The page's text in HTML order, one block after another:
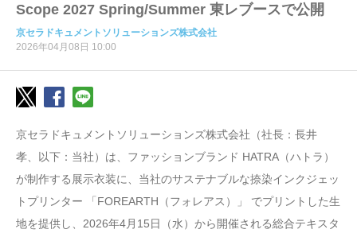
Scope 2027 Spring/Summer 東レブースで公開
京セラドキュメントソリューションズ株式会社
2026年04月08日 10:00
京セラドキュメントソリューションズ株式会社（社長：長井
孝、以下：当社）は、ファッションブランド HATRA（ハトラ）
が制作する展示衣装に、当社のサステナブルな捺染インクジェッ
トプリンター 「FOREARTH（フォレアス）」 でプリントした生
地を提供し、2026年4月15日（水）から開催される総合テキスタ